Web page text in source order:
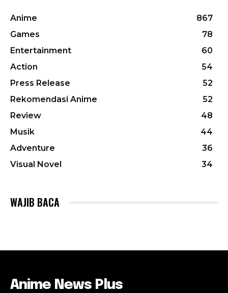
Anime
867
Games
78
Entertainment
60
Action
54
Press Release
52
Rekomendasi Anime
52
Review
48
Musik
44
Adventure
36
Visual Novel
34
WAJIB BACA
Anime News Plus